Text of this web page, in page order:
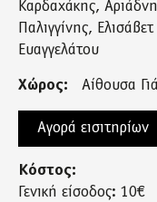
Καρδαχάκης,
Παλιγγίνης,
Ευαγγελάτου
Χώρος: Αίθουσα
Αγορά εισιτηρίων
Κόστος:
Γενική είσοδος: 10€